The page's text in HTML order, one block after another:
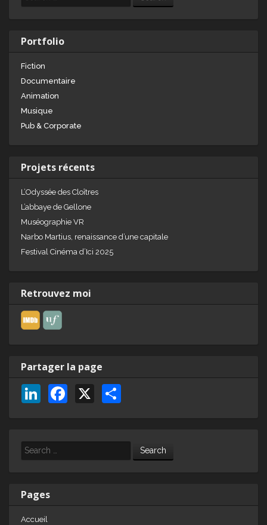
Portfolio
Fiction
Documentaire
Animation
Musique
Pub & Corporate
Projets récents
L’Odyssée des Cloîtres
L’abbaye de Gellone
Muséographie VR
Narbo Martius, renaissance d’une capitale
Festival Cinéma d’Ici 2025
Retrouvez moi
Partager la page
Li
e
n
o
X
Search
Pages
Accueil